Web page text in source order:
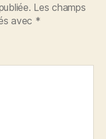
Les champs
avec *